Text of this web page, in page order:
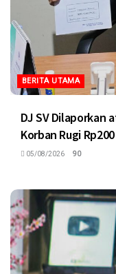
BERITA UTAMA
DJ SV Dilaporkan
Korban Rugi
05/08/2026 90